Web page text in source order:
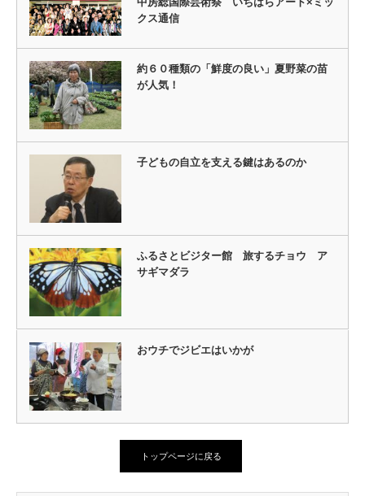
クス通信
約６０種類の「鮮度の良い」夏野菜の苗
が人気！
子どもの自立を支える鍵はあるのか
ふるさとビジター館 旅するチョウ ア
サギマダラ
おウチでジビエはいかが
トップページに戻る